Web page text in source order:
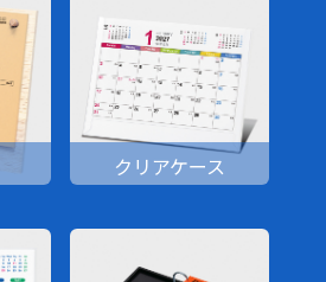
クリアケース